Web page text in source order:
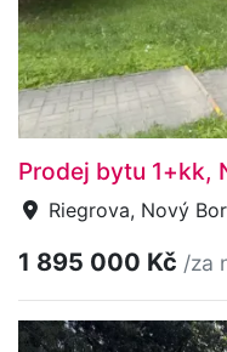
Prodej bytu 1+kk,
Riegrova, Nový Bor
1 895 000 Kč /za